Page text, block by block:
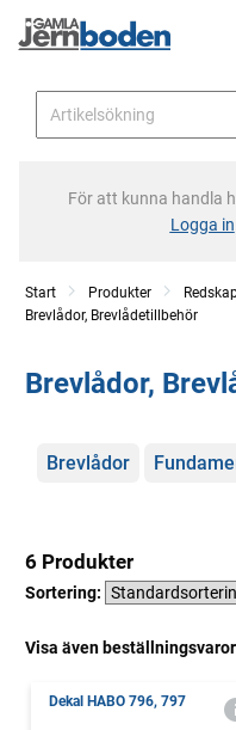
För att kunna handla
Logga in
Start Produkter
Brevlådor, Brevlådetillbehör
Brevlådor,
Kategorier
Brevlådor
6 Produkter
Sortering:
Visa även beställningsvaror
Dekal HABO 796, 797